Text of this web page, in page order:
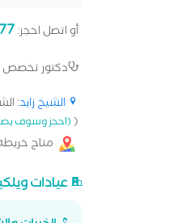
أو اتصل احجز:
دكتور
الشيخ زايد:
((احجز وسوف
متاح
عيادات